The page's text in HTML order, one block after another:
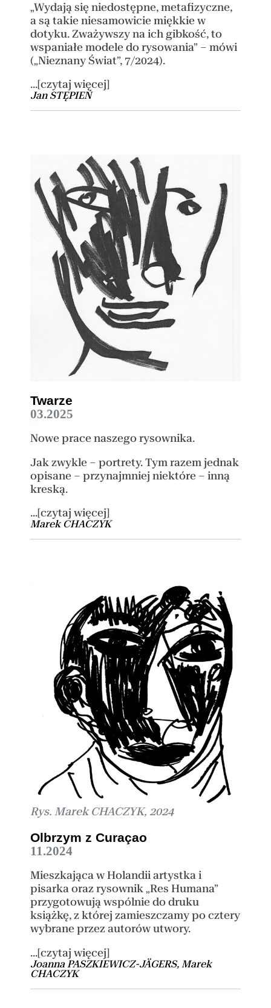
„Wydają się niedostępne, metafizyczne,
a są takie niesamowicie miękkie w
dotyku. Zważywszy na ich gibkość, to
wspaniałe modele do rysowania” – mówi
(„Nieznany Świat”, 7/2024).
...[czytaj więcej]
Jan STĘPIEŃ
Twarze
03.2025
Nowe prace naszego rysownika.
Jak zwykle – portrety. Tym razem jednak
opisane – przynajmniej niektóre – inną
kreską.
...[czytaj więcej]
Marek CHACZYK
Rys. Marek CHACZYK, 2024
Olbrzym z Curaçao
11.2024
Mieszkająca w Holandii artystka i
pisarka oraz rysownik „Res Humana”
przygotowują wspólnie do druku
książkę, z której zamieszczamy po cztery
wybrane przez autorów utwory.
...[czytaj więcej]
Joanna PASZKIEWICZ-JÄGERS, Marek
CHACZYK